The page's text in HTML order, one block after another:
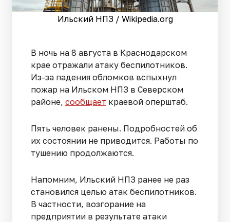
Ильский НПЗ / Wikipedia.org
В ночь на 8 августа в Краснодарском
крае отражали атаку беспилотников.
Из-за падения обломков вспыхнул
пожар на Ильском НПЗ в Северском
районе, сообщает краевой оперштаб.
Пять человек ранены. Подробностей об
их состоянии не приводится. Работы по
тушению продолжаются.
Напомним, Ильский НПЗ ранее не раз
становился целью атак беспилотников.
В частности, возгорание на
предприятии в результате атаки